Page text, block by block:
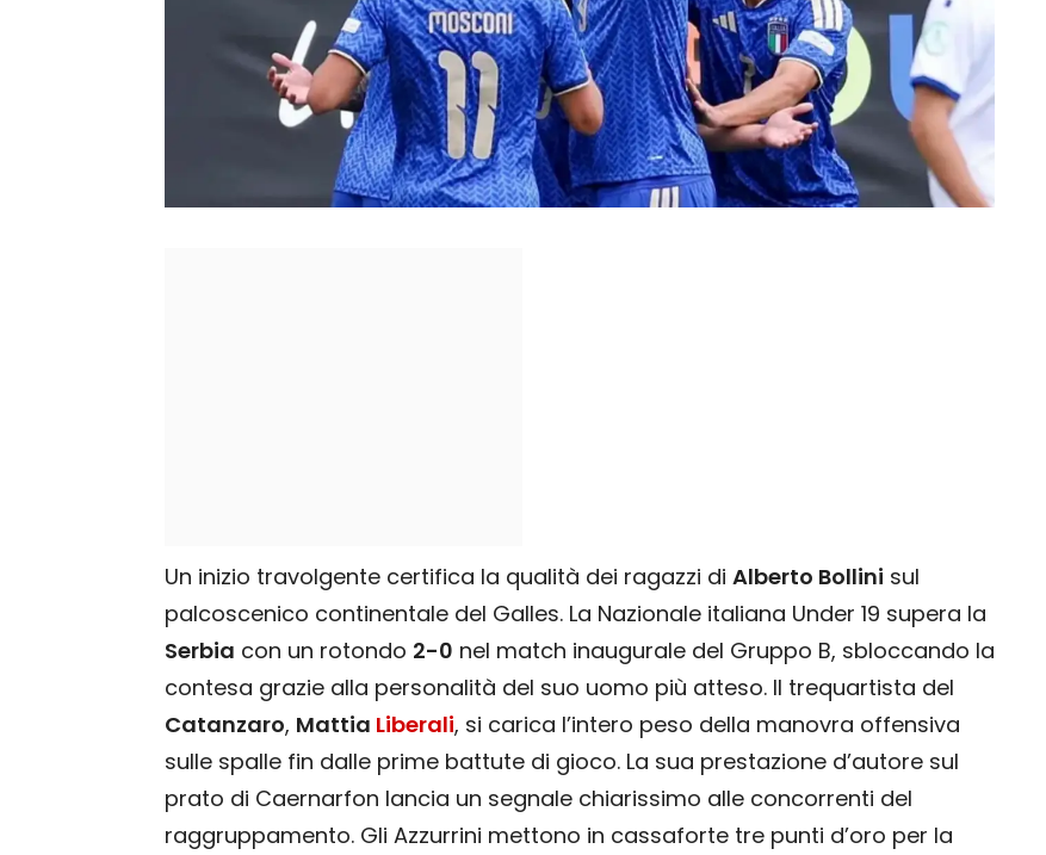
Un inizio travolgente certifica la qualità dei ragazzi di Alberto Bollini sul
palcoscenico continentale del Galles. La Nazionale italiana Under 19 supera la
Serbia con un rotondo 2-0 nel match inaugurale del Gruppo B, sbloccando la
contesa grazie alla personalità del suo uomo più atteso. Il trequartista del
Catanzaro, Mattia Liberali, si carica l’intero peso della manovra offensiva
sulle spalle fin dalle prime battute di gioco. La sua prestazione d’autore sul
prato di Caernarfon lancia un segnale chiarissimo alle concorrenti del
raggruppamento. Gli Azzurrini mettono in cassaforte tre punti d’oro per la